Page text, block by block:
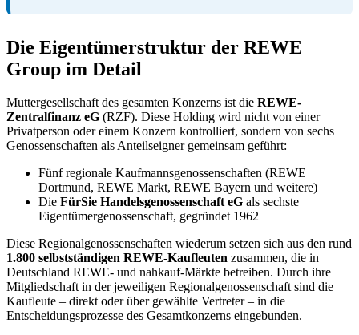
Die Eigentümerstruktur der REWE
Group im Detail
Muttergesellschaft des gesamten Konzerns ist die REWE-
Zentralfinanz eG (RZF). Diese Holding wird nicht von einer
Privatperson oder einem Konzern kontrolliert, sondern von sechs
Genossenschaften als Anteilseigner gemeinsam geführt:
Fünf regionale Kaufmannsgenossenschaften (REWE
Dortmund, REWE Markt, REWE Bayern und weitere)
Die FürSie Handelsgenossenschaft eG als sechste
Eigentümergenossenschaft, gegründet 1962
Diese Regionalgenossenschaften wiederum setzen sich aus den rund
1.800 selbstständigen REWE-Kaufleuten zusammen, die in
Deutschland REWE- und nahkauf-Märkte betreiben. Durch ihre
Mitgliedschaft in der jeweiligen Regionalgenossenschaft sind die
Kaufleute – direkt oder über gewählte Vertreter – in die
Entscheidungsprozesse des Gesamtkonzerns eingebunden.